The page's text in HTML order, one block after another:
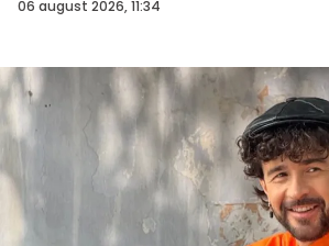
06 august 2026, 11:34